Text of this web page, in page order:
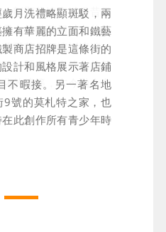
月洗禮略顯斑駁，兩
有華麗的立面和鐵藝
商店招牌是這條街的
計和風格展示著店鋪
不暇接。另一著名地
號的莫札特之家，也
此創作所有青少年時
彰顯著這座城堡昔日
上俯瞰整個城市的紅
爾茲堡河蜿蜒流淌，
，既有歷史悠久的教
的建築，古今融合在